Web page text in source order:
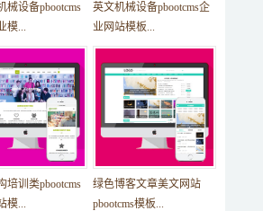
械设备pbootcms
模...
英文机械设备pbootcms企
业网站模板...
培训类pbootcms
模...
绿色博客文章美文网站
pbootcms模板...